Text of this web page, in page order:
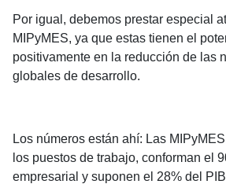
Por igual, debemos prestar especial
MIPyMES, ya que estas tienen el
positivamente en la reducción de las
globales de desarrollo.
Los números están ahí: Las
los puestos de trabajo, conforman el
empresarial y suponen el 28% del